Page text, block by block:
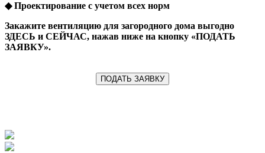
◆ Проектирование с учетом всех норм
Закажите вентиляцию для загородного дома выгодно
ЗДЕСЬ и СЕЙЧАС, нажав ниже на кнопку «ПОДАТЬ
ЗАЯВКУ».
ПОДАТЬ ЗАЯВКУ